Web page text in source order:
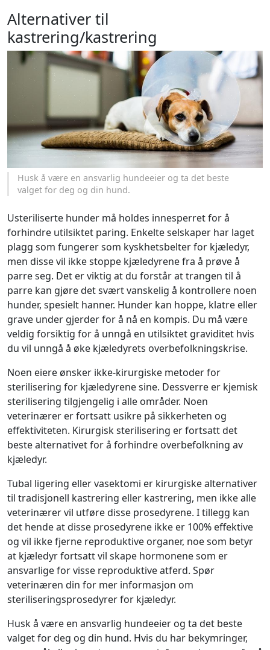
Alternativer til
kastrering/kastrering
Husk å være en ansvarlig hundeeier og ta det beste
valget for deg og din hund.
Usteriliserte hunder må holdes innesperret for å
forhindre utilsiktet paring. Enkelte selskaper har laget
plagg som fungerer som kyskhetsbelter for kjæledyr,
men disse vil ikke stoppe kjæledyrene fra å prøve å
parre seg. Det er viktig at du forstår at trangen til å
parre kan gjøre det svært vanskelig å kontrollere noen
hunder, spesielt hanner. Hunder kan hoppe, klatre eller
grave under gjerder for å nå en kompis. Du må være
veldig forsiktig for å unngå en utilsiktet graviditet hvis
du vil unngå å øke kjæledyrets overbefolkningskrise.
Noen eiere ønsker ikke-kirurgiske metoder for
sterilisering for kjæledyrene sine. Dessverre er kjemisk
sterilisering tilgjengelig i alle områder. Noen
veterinærer er fortsatt usikre på sikkerheten og
effektiviteten. Kirurgisk sterilisering er fortsatt det
beste alternativet for å forhindre overbefolkning av
kjæledyr.
Tubal ligering eller vasektomi er kirurgiske alternativer
til tradisjonell kastrering eller kastrering, men ikke alle
veterinærer vil utføre disse prosedyrene. I tillegg kan
det hende at disse prosedyrene ikke er 100% effektive
og vil ikke fjerne reproduktive organer, noe som betyr
at kjæledyr fortsatt vil skape hormonene som er
ansvarlige for visse reproduktive atferd. Spør
veterinæren din for mer informasjon om
steriliseringsprosedyrer for kjæledyr.
Husk å være en ansvarlig hundeeier og ta det beste
valget for deg og din hund. Hvis du har bekymringer,